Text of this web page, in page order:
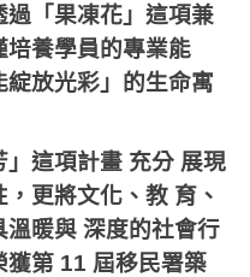
「果凍花」這項兼
培養學員的專業能
放光彩」的生命寓
」這項計畫 充分 展現
，更將文化、教 育、
溫暖與 深度的社會行
獲第 11 屆移民署築